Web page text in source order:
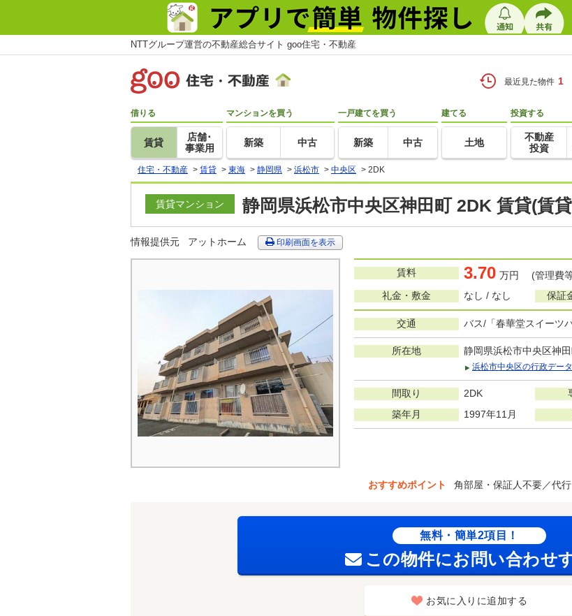
NTTグループ運営の不動産総合サイト goo住宅・不動産
最近見た物件 1
借りる
賃貸
店舗･
事業用
マンションを買う
新築 中古
一戸建てを買う
新築 中古
建てる
土地
投資する
不動産
投資
住宅・不動産 > 賃貸 > 東海 > 静岡県 > 浜松市 > 中央区 > 2DK
賃貸マンション 静岡県浜松市中央区神田町 2DK 賃貸(賃
情報提供元 アットホーム 印刷画面を表示
賃料 3.70 万円 (管理費
礼金・敷金
なし / なし 保証
交通 バス/「春華堂スイーツ
所在地 静岡県浜松市中央区神
浜松市中央区の行政データ
間取り 2DK
築年月 1997年11月
おすすめポイント 角部屋・保証人不要／代行
無料・簡単2項目！
この物件にお問い合わせ
お気に入りに追加する